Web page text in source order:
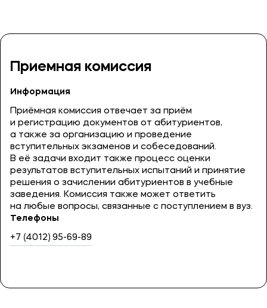
Приемная комиссия
Информация
Приёмная комиссия отвечает за приём
и регистрацию документов от абитуриентов,
а также за организацию и проведение
вступительных экзаменов и собеседований.
В её задачи входит также процесс оценки
результатов вступительных испытаний и принятие
решения о зачислении абитуриентов в учебные
заведения. Комиссия также может ответить
на любые вопросы, связанные с поступлением в вуз.
Телефоны
+7 (4012) 95-69-89